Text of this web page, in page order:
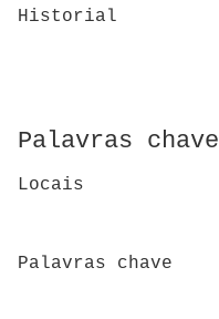
Historial
Palavras chave
Locais
Palavras chave